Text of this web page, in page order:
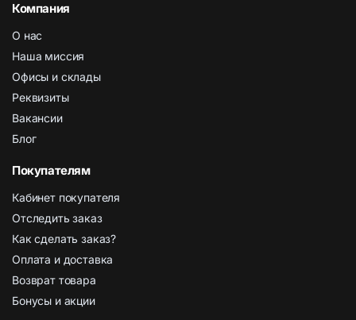
Компания
О нас
Наша миссия
Офисы и склады
Реквизиты
Вакансии
Блог
Покупателям
Кабинет покупателя
Отследить заказ
Как сделать заказ?
Оплата и доставка
Возврат товара
Бонусы и акции